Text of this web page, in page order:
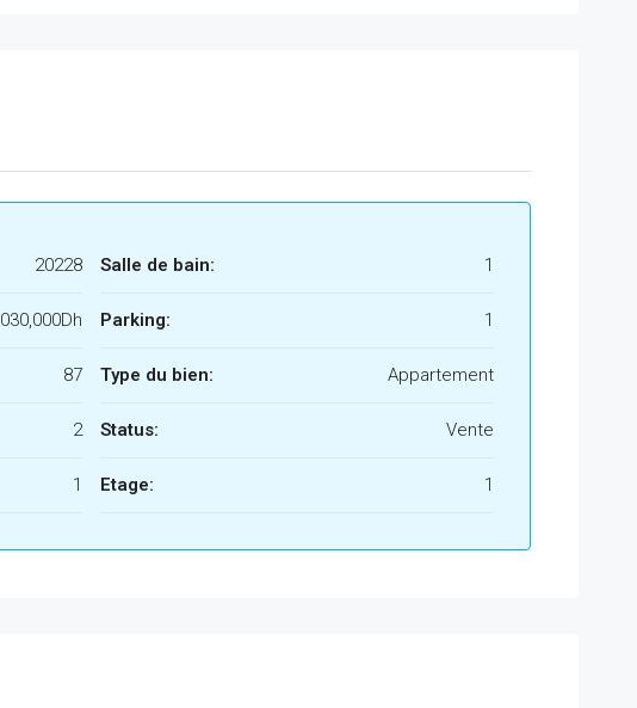
20228
87
2
1
Salle de bain: 1
Parking: 1
Type du bien: Appartement
Status: Vente
Etage: 1